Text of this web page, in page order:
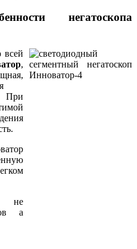
негатоскопа
всей
,
При
не
а